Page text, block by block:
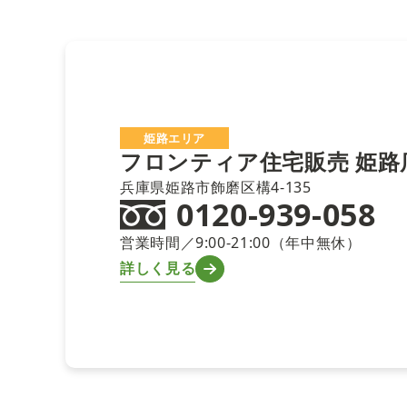
姫路エリア
フロンティア住宅販売姫路
兵庫県姫路市飾磨区構4-135
0120-939-058
営業時間／9:00-21:00（年中無休）
詳しく見る